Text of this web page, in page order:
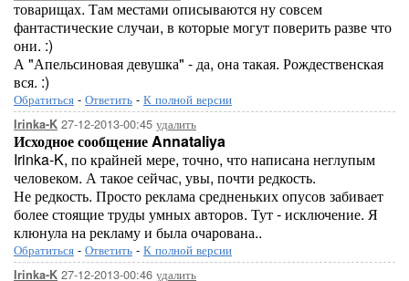
товарищах. Там местами описываются ну совсем
фантастические случаи, в которые могут поверить разве что
они. :)
А "Апельсиновая девушка" - да, она такая. Рождественская
вся. :)
Обратиться - Ответить - К полной версии
Irinka-K 27-12-2013-00:45 удалить
Исходное сообщение Annataliya
Irinka-K, по крайней мере, точно, что написана неглупым
человеком. А такое сейчас, увы, почти редкость.
Не редкость. Просто реклама средненьких опусов забивает
более стоящие труды умных авторов. Тут - исключение. Я
клюнула на рекламу и была очарована..
Обратиться - Ответить - К полной версии
Irinka-K 27-12-2013-00:46 удалить